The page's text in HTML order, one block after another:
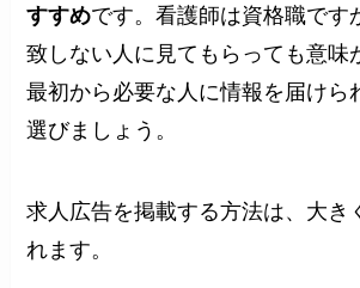
すすめです。看護師は資格職です
致しない人に見てもらっても意味
最初から必要な人に情報を届けら
選びましょう。
求人広告を掲載する方法は、大き
れます。